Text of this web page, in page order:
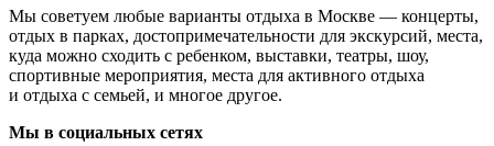
Мы советуем любые варианты отдыха в Москве — концерты,
отдых в парках, достопримечательности для экскурсий, места,
куда можно сходить с ребенком, выставки, театры, шоу,
спортивные мероприятия, места для активного отдыха
и отдыха с семьей, и многое другое.
Мы в социальных сетях